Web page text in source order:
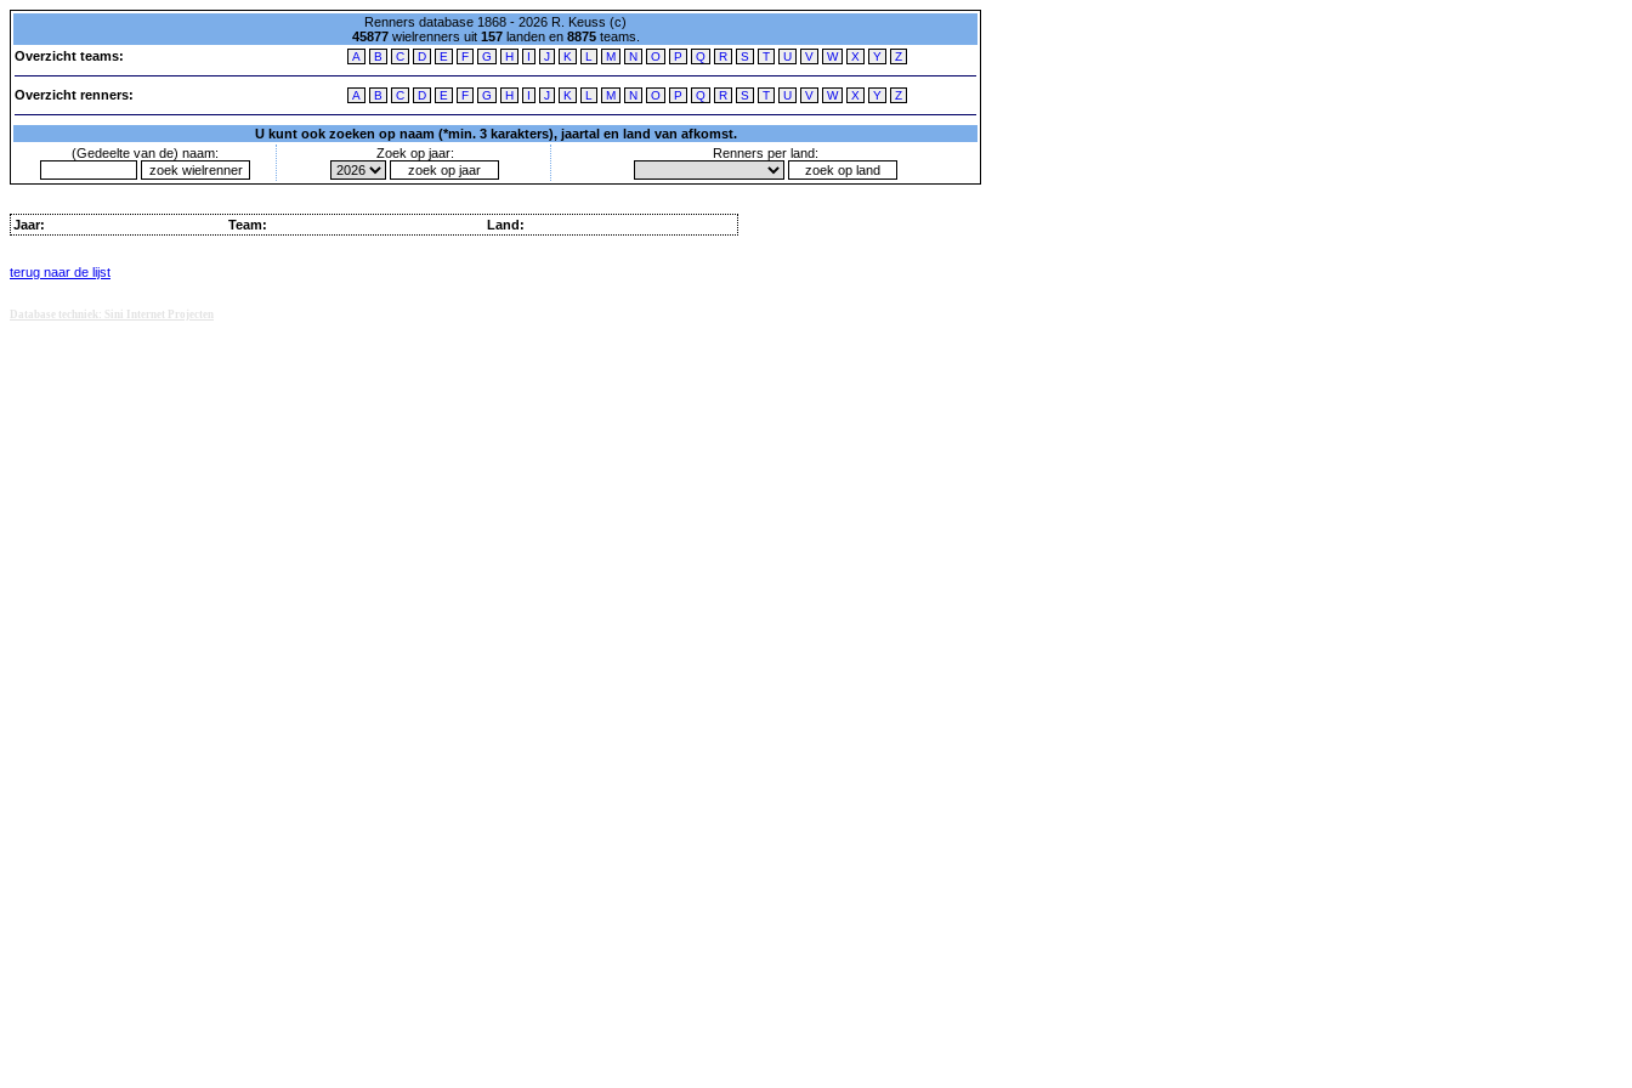
Renners database 1868 - 2026 R. Keuss (c)
45877wielrenners uit 157landen en 8875teams.
Overzicht teams:
A B C D E F G H I J K L M N O P Q R S T U V W X Y Z
Overzicht renners: A B C D E F G H I J K L M N O P Q R S T U V W X Y Z
U kunt ook zoeken op naam (*min. 3 karakters), jaartal en land van afkomst.
(Gedeelte van de) naam:
Zoek op jaar: Renners per land:
Jaar: Team: Land:
terug naar de lijst
Database techniek: Sini Internet Projecten